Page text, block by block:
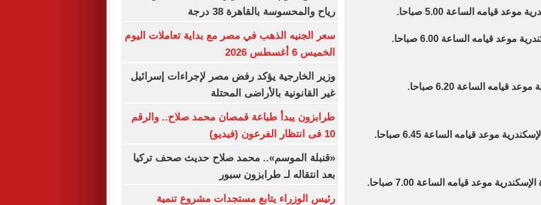
رياح والمحسوسة بالقاهرة 38 درجة
سعر الجنيه الذهب في مصر مع بداية تعاملات اليوم
الخميس 6 أغسطس 2026
وزير الخارجية يؤكد رفض مصر لإجراءات إسرائيل
غير القانونية بالأراضى المحتلة
طرابزون يبدأ طباعة قمصان محمد صلاح.. والرقم
10 فى انتظار الفرعون (فيديو)
«قنبلة الموسم».. محمد صلاح حديث صحف تركيا
بعد انتقاله لـ طرابزون سبور
رئيس الوزراء يتابع مستجدات مشروع تنمية